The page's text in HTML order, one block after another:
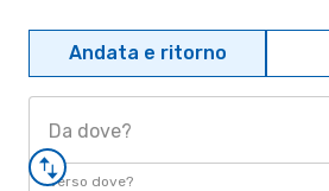
Andata e ritorno
Da dove?
Verso dove?